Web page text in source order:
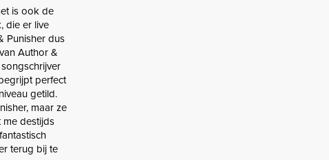
is ook de
die er live
Punisher dus
Author &
perfect
getild.
maar ze
me destijds
terug bij te